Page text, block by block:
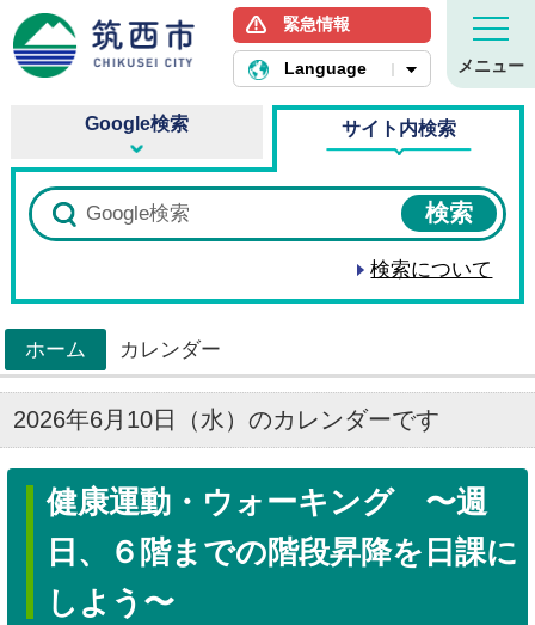
筑西市ホームページ
緊急情報
Language メニュー
Google検索 サイト内検索
検索について
ホーム
>
カレンダー
2026年6月10日（水）のカレンダーです
健康運動・ウォーキング 〜週
日、６階までの階段昇降を日課に
しよう〜